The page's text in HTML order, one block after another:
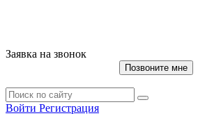
Заявка на звонок
Позвоните мне
Войти Регистрация